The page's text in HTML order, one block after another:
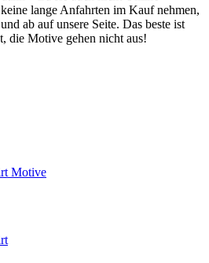
lange Anfahrten im Kauf nehmen,
ab auf unsere Seite. Das beste ist
die Motive gehen nicht aus!
Motive